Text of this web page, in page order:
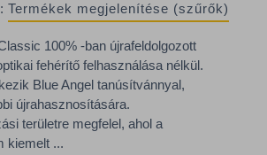
Termékek megjelenítése (szűrők)
100% -ban újrafeldolgozott
fehérítő felhasználása nélkül.
Blue Angel tanúsítvánnyal,
újrahasznosítására.
területre megfelel, ahol a
kiemelt ...